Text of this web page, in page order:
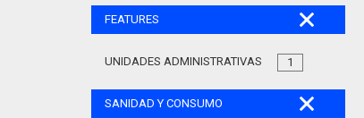
FEATURES
1
UNIDADES ADMINISTRATIVAS
SANIDAD Y CONSUMO